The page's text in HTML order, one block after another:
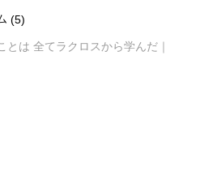
(5)
は 全てラクロスから学んだ｜